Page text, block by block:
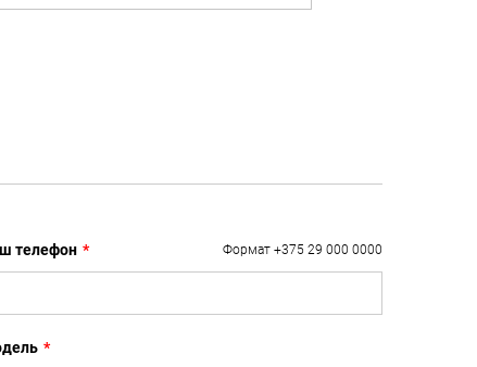
телефон * Формат +375 29 000 0000
*